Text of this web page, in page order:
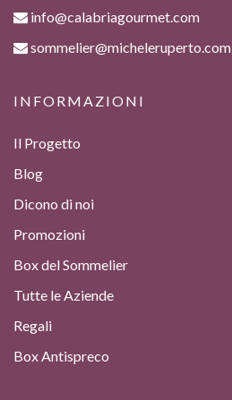
info@calabriagourmet.com
sommelier@micheleruperto.com
INFORMAZIONI
Il Progetto
Blog
Dicono di noi
Promozioni
Box del Sommelier
Tutte le Aziende
Regali
Box Antispreco